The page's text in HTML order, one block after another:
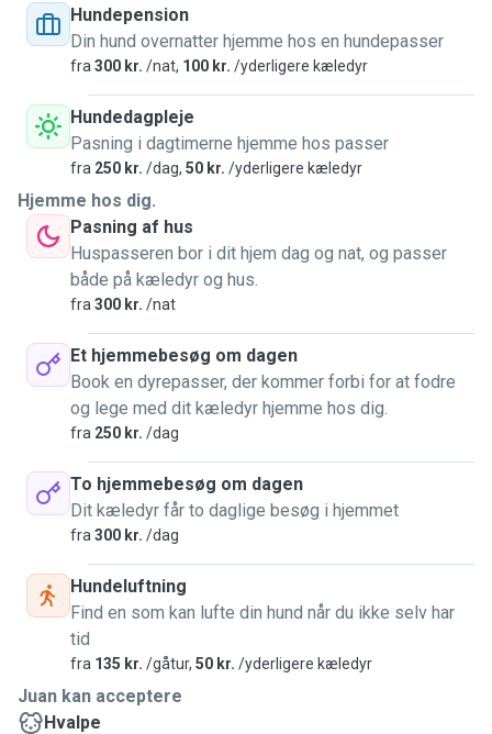
Hundepension
Din hund overnatter hjemme hos en hundepasser
fra 300 kr. /nat, 100 kr. /yderligere kæledyr
Hundedagpleje
Pasning i dagtimerne hjemme hos passer
fra 250 kr. /dag, 50 kr. /yderligere kæledyr
Hjemme hos dig.
Pasning af hus
Huspasseren bor i dit hjem dag og nat, og passer
både på kæledyr og hus.
fra 300 kr. /nat
Et hjemmebesøg om dagen
Book en dyrepasser, der kommer forbi for at fodre
og lege med dit kæledyr hjemme hos dig.
fra 250 kr. /dag
To hjemmebesøg om dagen
Dit kæledyr får to daglige besøg i hjemmet
fra 300 kr. /dag
Hundeluftning
Find en som kan lufte din hund når du ikke selv har
tid
fra 135 kr. /gåtur, 50 kr. /yderligere kæledyr
Juan kan acceptere
Hvalpe